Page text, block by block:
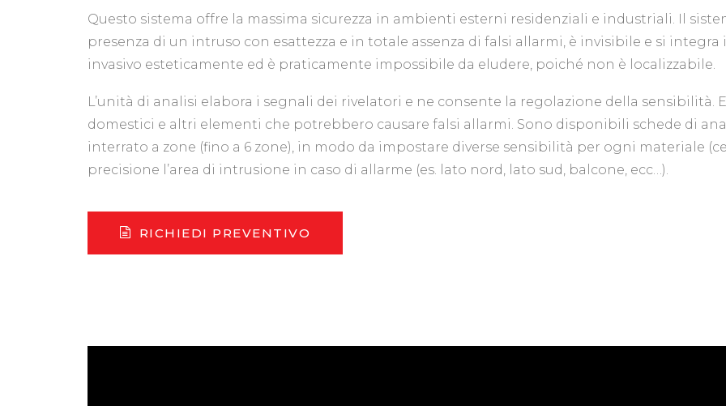
Questo sistema offre la massima sicurezza in ambienti esterni residenziali e industriali. Il
presenza di un intruso con esattezza e in totale assenza di falsi allarmi, è invisibile e si
invasivo esteticamente ed è praticamente impossibile da eludere, poiché non è localizzabile.
L’unità di analisi elabora i segnali dei rivelatori e ne consente la regolazione della sensibilità.
domestici e altri elementi che potrebbero causare falsi allarmi. Sono disponibili schede di
interrato a zone (fino a 6 zone), in modo da impostare diverse sensibilità per ogni materiale
precisione l’area di intrusione in caso di allarme (es. lato nord, lato sud, balcone, ecc…).
RICHIEDI PREVENTIVO